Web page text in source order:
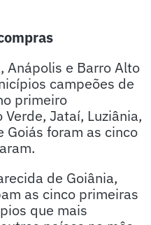
Anápolis e Barro Alto
campeões de
primeiro
Jataí, Luziânia,
Goiás foram as cinco
de Goiânia,
as cinco primeiras
que mais